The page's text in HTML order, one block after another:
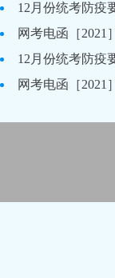
12月份统考防疫
网考电函［2021］70号
12月份统考防疫
网考电函［2021